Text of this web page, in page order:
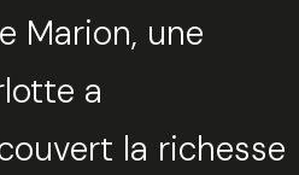
Marion, une
a
la richesse
manufacture